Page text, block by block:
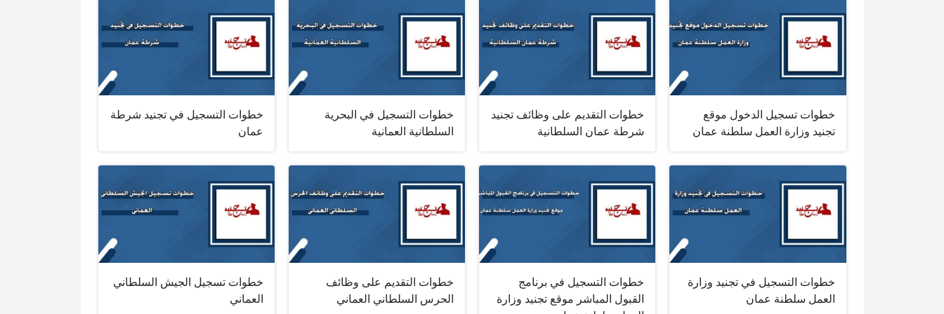
خطوات تسجيل الدخول موقع
تجنيد وزارة العمل سلطنة عمان
خطوات التقديم على وظائف تجنيد
شرطة عمان السلطانية
خطوات التسجيل في البحرية
السلطانية العمانية
خطوات التسجيل في تجنيد شرطة
عمان
خطوات التسجيل في تجنيد وزارة
العمل سلطنة عمان
خطوات التسجيل في برنامج
القبول المباشر موقع تجنيد وزارة
خطوات التقديم على وظائف
الحرس السلطاني العماني
خطوات تسجيل الجيش السلطاني
العماني